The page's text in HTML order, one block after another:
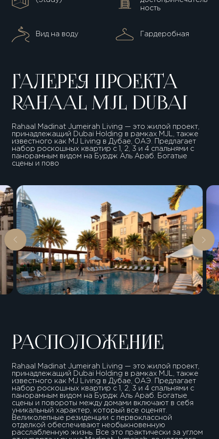
ность
Вид на воду Гардеробная
ГАЛЕРЕЯ ПРОЕКТА
RAHAAL MJL DUBAI
Rahaal Madinat Jumeirah Living — это жилой проект,
принадлежащий Dubai Holding в рамках MJL, также
известного как MJ Living в Дубае, ОАЭ. Предлагает
набор роскошных квартир с 1, 2, 3 и 4 спальнями с
панорамным видом на Бурдж Аль Араб. Богатые
сцены и пово
РАСПОЛОЖЕНИЕ
Rahaal Madinat Jumeirah Living — это жилой проект,
принадлежащий Dubai Holding в рамках MJL, также
известного как MJ Living в Дубае, ОАЭ. Предлагает
набор роскошных квартир с 1, 2, 3 и 4 спальнями с
панорамным видом на Бурдж Аль Араб. Богатые
сцены и повороты между домами включают в себя
уникальный характер, который все оценят.
Великолепные резиденции с первоклассной
отделкой обеспечивают необыкновенную
расслабленную жизнь. Все это практически за углом